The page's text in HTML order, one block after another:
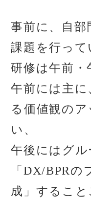
事前に、自部
課題を行って
研修は午前・
午前には主に
る価値観の
い、
午後にはグ
「DX/BPR
成」すること